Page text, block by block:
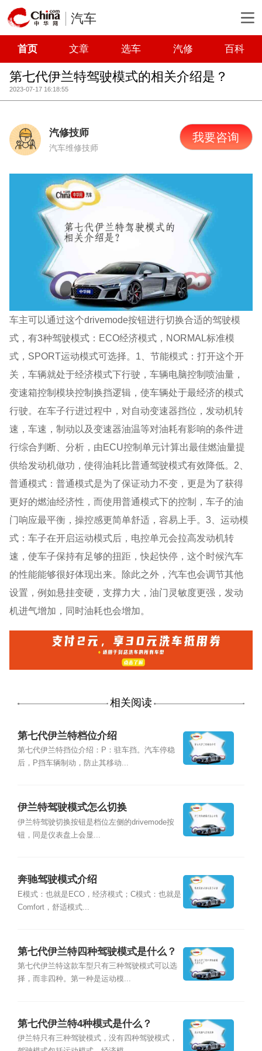
汽车
首页 文章 选车 汽修 百科
第七代伊兰特驾驶模式的相关介绍是？
2023-07-17 16:18:55
汽修技师
汽车维修技师
我要咨询
车主可以通过这个drivemode按钮进行切换合适的驾驶模
式，有3种驾驶模式：ECO经济模式，NORMAL标准模
式，SPORT运动模式可选择。1、节能模式：打开这个开
关，车辆就处于经济模式下行驶，车辆电脑控制喷油量，
变速箱控制模块控制换挡逻辑，使车辆处于最经济的模式
行驶。在车子行进过程中，对自动变速器挡位，发动机转
速，车速，制动以及变速器油温等对油耗有影响的条件进
行综合判断、分析，由ECU控制单元计算出最佳燃油量提
供给发动机做功，使得油耗比普通驾驶模式有效降低。2、
普通模式：普通模式是为了保证动力不变，更是为了获得
更好的燃油经济性，而使用普通模式下的控制，车子的油
门响应最平衡，操控感更简单舒适，容易上手。3、运动模
式：车子在开启运动模式后，电控单元会拉高发动机转
速，使车子保持有足够的扭距，快起快停，这个时候汽车
的性能能够很好体现出来。除此之外，汽车也会调节其他
设置，例如悬挂变硬，支撑力大，油门灵敏度更强，发动
机进气增加，同时油耗也会增加。
相关阅读
第七代伊兰特档位介绍
第七代伊兰特挡位介绍：P：驻车挡。汽车停稳
后，P挡车辆制动，防止其移动...
伊兰特驾驶模式怎么切换
伊兰特驾驶切换按钮是档位左侧的drivemode按
钮，同是仪表盘上会显...
奔驰驾驶模式介绍
E模式：也就是ECO，经济模式；C模式：也就是
Comfort，舒适模式...
第七代伊兰特四种驾驶模式是什么？
第七代伊兰特这款车型只有三种驾驶模式可以选
择，而非四种。第一种是运动模...
第七代伊兰特4种模式是什么？
伊兰特只有三种驾驶模式，没有四种驾驶模式，